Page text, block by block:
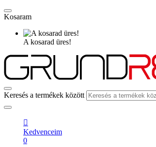
Kosaram
A kosarad üres!
Keresés a termékek között
Kedvenceim
0